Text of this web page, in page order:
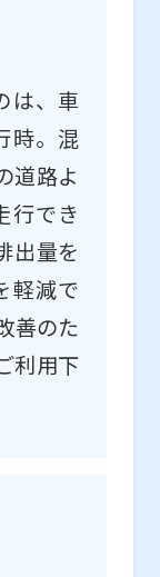
は、車
時。混
道路よ
行でき
出量を
軽減で
善のた
利用下